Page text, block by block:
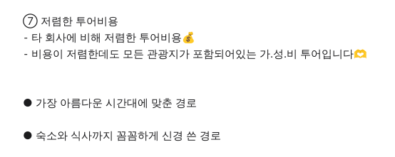
➆ 저렴한 투어비용
⁃ 타 회사에 비해 저렴한 투어비용💰
⁃ 비용이 저렴한데도 모든 관광지가 포함되어있는 가.성.비 투어입니다🫶
● 가장 아름다운 시간대에 맞춘 경로
● 숙소와 식사까지 꼼꼼하게 신경 쓴 경로